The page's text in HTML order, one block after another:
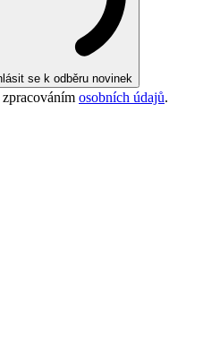
se k odběru novinek
zpracováním osobních údajů.